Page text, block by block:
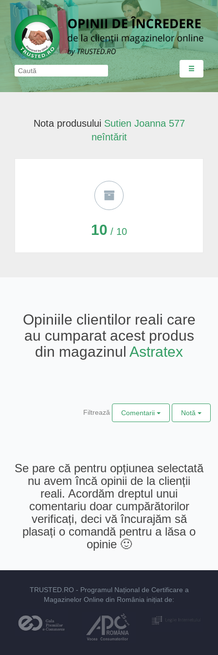
☰
Nota produsului Sutien Joanna 577
neîntărit
10 / 10
Opiniile clientilor reali care
au cumparat acest produs
din magazinul Astratex
Filtrează Comentarii Notă
Se pare că pentru opțiunea selectată
nu avem încă opinii de la clienții
reali. Acordăm dreptul unui
comentariu doar cumpărătorilor
verificați, deci vă încurajăm să
plasați o comandă pentru a lăsa o
opinie 🙂
TRUSTED.RO - Programul Național de Certificare a
Magazinelor Online din România inițiat de: